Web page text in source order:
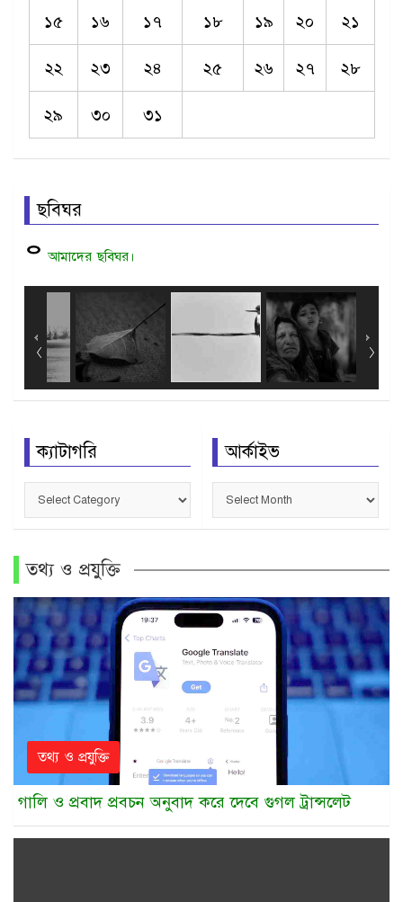
১৫ ১৬ ১৭ ১৮ ১৯ ২০
২১
২২
২৩ ২৪ ২৫ ২৬ ২৭
২৮
২৯
৩০ ৩১
ছবিঘর
ᄋআমাদের ছবিঘর।
Bird.
আর্কাইভ
আর্কাইভ
ক্যাটাগরি
ক্যাটাগরি
তথ্য ও প্রযুক্তি
তথ্য ও প্রযুক্তি
গালি ও প্রবাদ প্রবচন অনুবাদ করে দেবে গুগল ট্রান্সলেট